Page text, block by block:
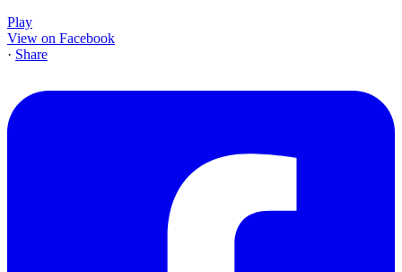
Play
View on Facebook
· Share